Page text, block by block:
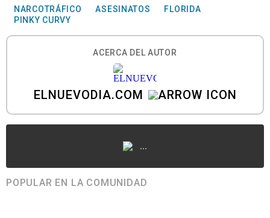
NARCOTRÁFICO ASESINATOS
FLORIDA
PINKY CURVY
ACERCA DEL AUTOR
ELNUEVODIA.COM
...
POPULAR EN LA COMUNIDAD